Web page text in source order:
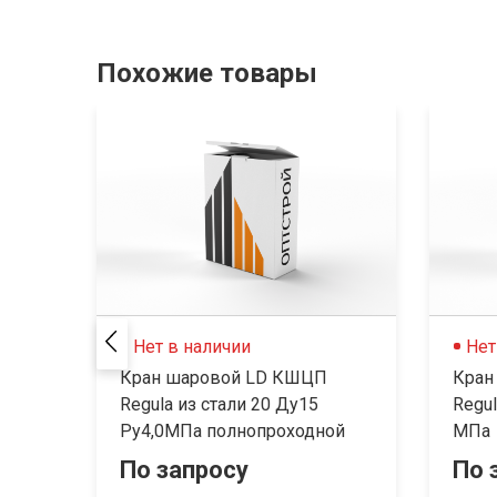
Похожие товары
Нет в наличии
Кран шаровой LD КШЦП
Regula из стали 20 Ду15
Ру4,0МПа полнопроходной
По запросу
МПа
По